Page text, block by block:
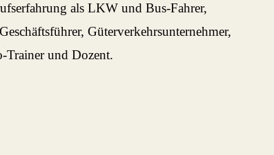
als LKW und Bus-Fahrer,
Geschäftsführer, Güterverkehrsunternehmer,
Trainer und Dozent.